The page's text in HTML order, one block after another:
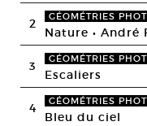
2 GÉOMÉTRIES
Nature • André
3 GÉOMÉTRIES
Escaliers
4 GÉOMÉTRIES
Bleu du ciel